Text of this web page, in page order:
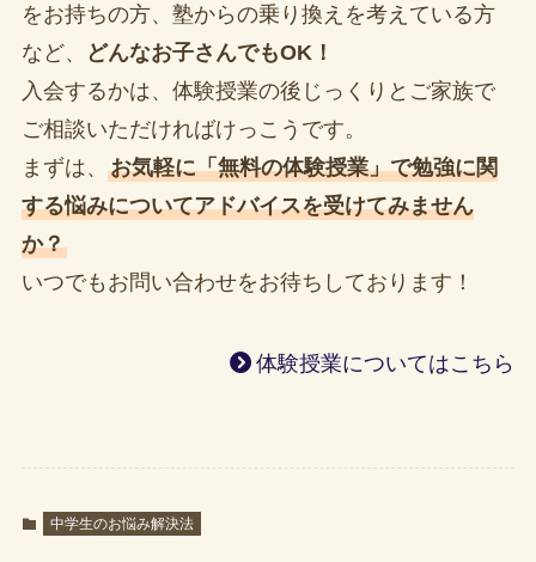
をお持ちの方、塾からの乗り換えを考えている方
など、
どんなお子さんでもOK！
入会するかは、体験授業の後じっくりとご家族で
ご相談いただければけっこうです。
まずは、 お気軽に「無料の体験授業」で勉強に関
する悩みについてアドバイスを受けてみません
か？
いつでもお問い合わせをお待ちしております！
体験授業についてはこちら
中学生のお悩み解決法